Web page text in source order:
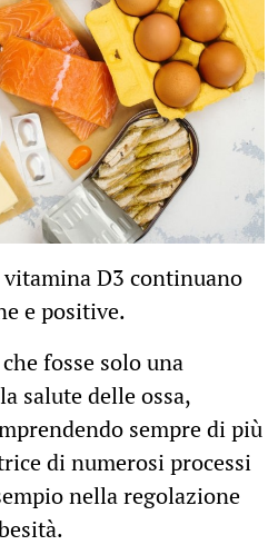
D3 continuano
e positive.
fosse solo una
salute delle ossa,
sempre di più
di numerosi processi
nella regolazione